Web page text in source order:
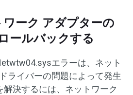
ーク アダプターの
ールバックする
エラーは、ネット
ライバーの問題によって発生
解決するには、ネットワーク